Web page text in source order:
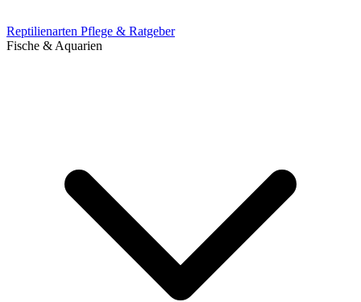
Reptilienarten Pflege & Ratgeber
Fische & Aquarien